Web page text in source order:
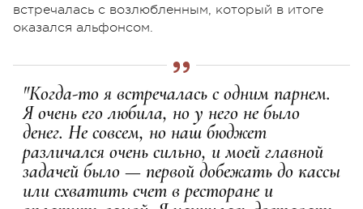
встречалась с возлюбленным, который в итоге
оказался альфонсом.
"Когда-то я встречалась с одним парнем.
Я очень его любила, но у него не было
денег. Не совсем, но наш бюджет
различался очень сильно, и моей главной
задачей было — первой добежать до кассы
или схватить счет в ресторане и